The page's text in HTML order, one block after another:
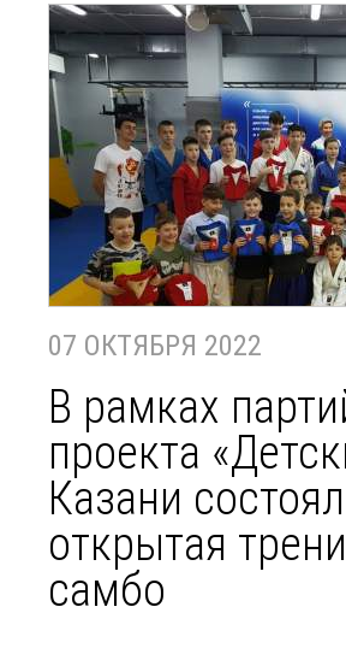
07 ОКТЯБРЯ 2022
В рамках
проекта
Казани
открытая
самбо